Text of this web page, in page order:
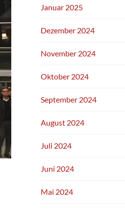
Januar 2025
Dezember 2024
November 2024
Oktober 2024
September 2024
August 2024
Juli 2024
Juni 2024
Mai 2024